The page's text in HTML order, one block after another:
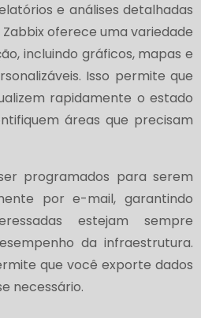
e análises detalhadas
oferece uma variedade
incluindo gráficos, mapas e
Isso permite que
rapidamente o estado
áreas que precisam
programados para serem
por e-mail, garantindo
estejam sempre
da infraestrutura.
que você exporte dados
necessário.